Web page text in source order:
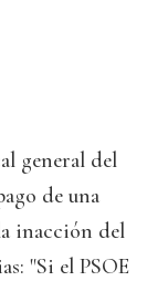
general del
de una
inacción del
"Si el PSOE